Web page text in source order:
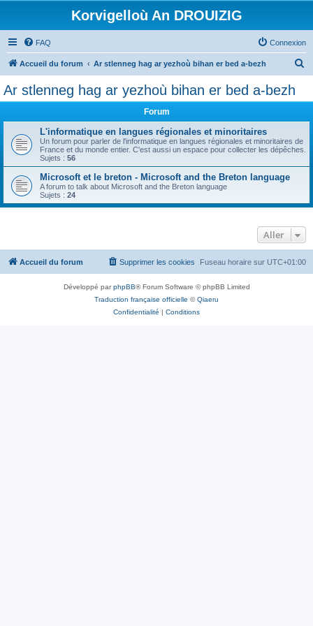
Korvigelloù An DROUIZIG
FAQ Connexion
Accueil du forum Ar stlenneg hag ar yezhoù bihan er bed a-bezh
Ar stlenneg hag ar yezhoù bihan er bed a-bezh
Forum
L'informatique en langues régionales et minoritaires
Un forum pour parler de l'informatique en langues régionales et minoritaires de
France et du monde entier. C'est aussi un espace pour collecter les dépêches.
Sujets : 56
Microsoft et le breton - Microsoft and the Breton language
A forum to talk about Microsoft and the Breton language
Sujets : 24
Aller
Accueil du forum Fuseau horaire sur UTC+01:00
Supprimer les cookies
Développé parphpBB® Forum Software © phpBB Limited
Traduction française officielle ©Qiaeru
Confidentialité | Conditions